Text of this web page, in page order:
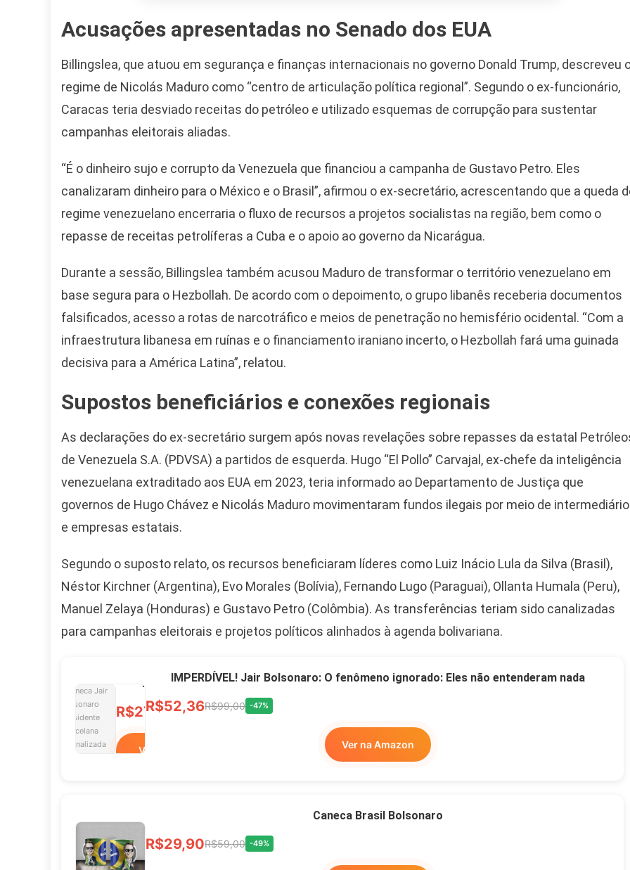
Acusações apresentadas no Senado dos EUA
Billingslea, que atuou em segurança e finanças internacionais no governo Donald Trump, descreveu
regime de Nicolás Maduro como “centro de articulação política regional”. Segundo o ex-funcionário,
Caracas teria desviado receitas do petróleo e utilizado esquemas de corrupção para sustentar
campanhas eleitorais aliadas.
“É o dinheiro sujo e corrupto da Venezuela que financiou a campanha de Gustavo Petro. Eles
canalizaram dinheiro para o México e o Brasil”, afirmou o ex-secretário, acrescentando que a queda
regime venezuelano encerraria o fluxo de recursos a projetos socialistas na região, bem como o
repasse de receitas petrolíferas a Cuba e o apoio ao governo da Nicarágua.
Durante a sessão, Billingslea também acusou Maduro de transformar o território venezuelano em
base segura para o Hezbollah. De acordo com o depoimento, o grupo libanês receberia documentos
falsificados, acesso a rotas de narcotráfico e meios de penetração no hemisfério ocidental. “Com a
infraestrutura libanesa em ruínas e o financiamento iraniano incerto, o Hezbollah fará uma guinada
decisiva para a América Latina”, relatou.
Supostos beneficiários e conexões regionais
As declarações do ex-secretário surgem após novas revelações sobre repasses da estatal
de Venezuela S.A. (PDVSA) a partidos de esquerda. Hugo “El Pollo” Carvajal, ex-chefe da inteligência
venezuelana extraditado aos EUA em 2023, teria informado ao Departamento de Justiça que
governos de Hugo Chávez e Nicolás Maduro movimentaram fundos ilegais por meio de
e empresas estatais.
Segundo o suposto relato, os recursos beneficiaram líderes como Luiz Inácio Lula da Silva (Brasil),
Néstor Kirchner (Argentina), Evo Morales (Bolívia), Fernando Lugo (Paraguai), Ollanta Humala (Peru),
Manuel Zelaya (Honduras) e Gustavo Petro (Colômbia). As transferências teriam sido canalizadas
para campanhas eleitorais e projetos políticos alinhados à agenda bolivariana.
Camiseta Camisa
2026 Pátria Brasil 6 X
10,00 S/JUROS
R$60,00R$99,00
Ver no MERCADO
LIVRE
Presidente Porcelana
Personalizada
R$27,99R$49,00 -43%
Ver no MERCADO
Xícara Bolsonaro
Brasão Deus Acima De
IMPERDÍVEL! Jair Bolsonaro: O fenômeno ignorado: Eles não entenderam nada
R$52,36R$99,00 -47%
Ver na Amazon
Caneca Brasil Bolsonaro
R$29,90R$59,00 -49%